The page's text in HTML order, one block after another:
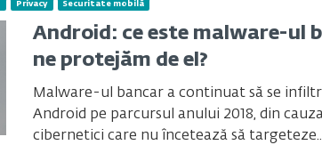
Privacy Securitate mobilă
Android: ce este malware-ul
ne protejăm de el?
Malware-ul bancar a continuat să se
Android pe parcursul anului 2018, din
cibernetici care nu încetează să